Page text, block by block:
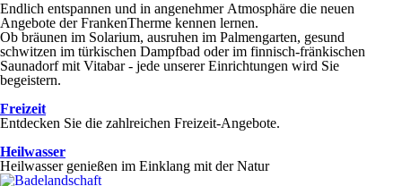
Endlich entspannen und in angenehmer Atmosphäre die neuen
Angebote der FrankenTherme kennen lernen.
Ob bräunen im Solarium, ausruhen im Palmengarten, gesund
schwitzen im türkischen Dampfbad oder im finnisch-fränkischen
Saunadorf mit Vitabar - jede unserer Einrichtungen wird Sie
begeistern.
Freizeit
Entdecken Sie die zahlreichen Freizeit-Angebote.
Heilwasser
Heilwasser genießen im Einklang mit der Natur